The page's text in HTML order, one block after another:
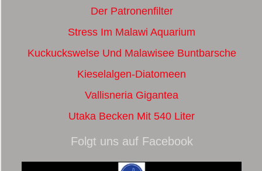
Der Patronenfilter
Stress Im Malawi Aquarium
Kuckuckswelse Und Malawisee Buntbarsche
Kieselalgen-Diatomeen
Vallisneria Gigantea
Utaka Becken Mit 540 Liter
Folgt uns auf Facebook